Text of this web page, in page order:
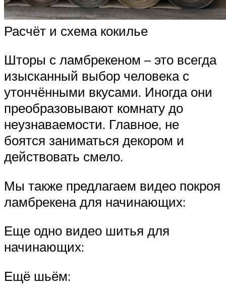
Расчёт и схема кокилье
Шторы с ламбрекеном – это всегда
изысканный выбор человека с
утончёнными вкусами. Иногда они
преобразовывают комнату до
неузнаваемости. Главное, не
боятся заниматься декором и
действовать смело.
Мы также предлагаем видео покроя
ламбрекена для начинающих:
Еще одно видео шитья для
начинающих:
Ещё шьём: